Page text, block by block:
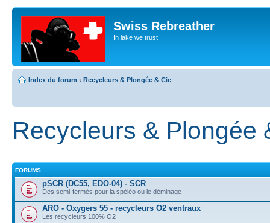
Swiss Rebreather
In lake we trust
Index du forum ‹ Recycleurs & Plongée & Cie
Recycleurs & Plongée
FORUMS
pSCR (DC55, EDO-04) - SCR
Des semi-fermés pour la spéléo ou le déminage
ARO - Oxygers 55 - recycleurs O2 ventraux
Les recycleurs 100% O2